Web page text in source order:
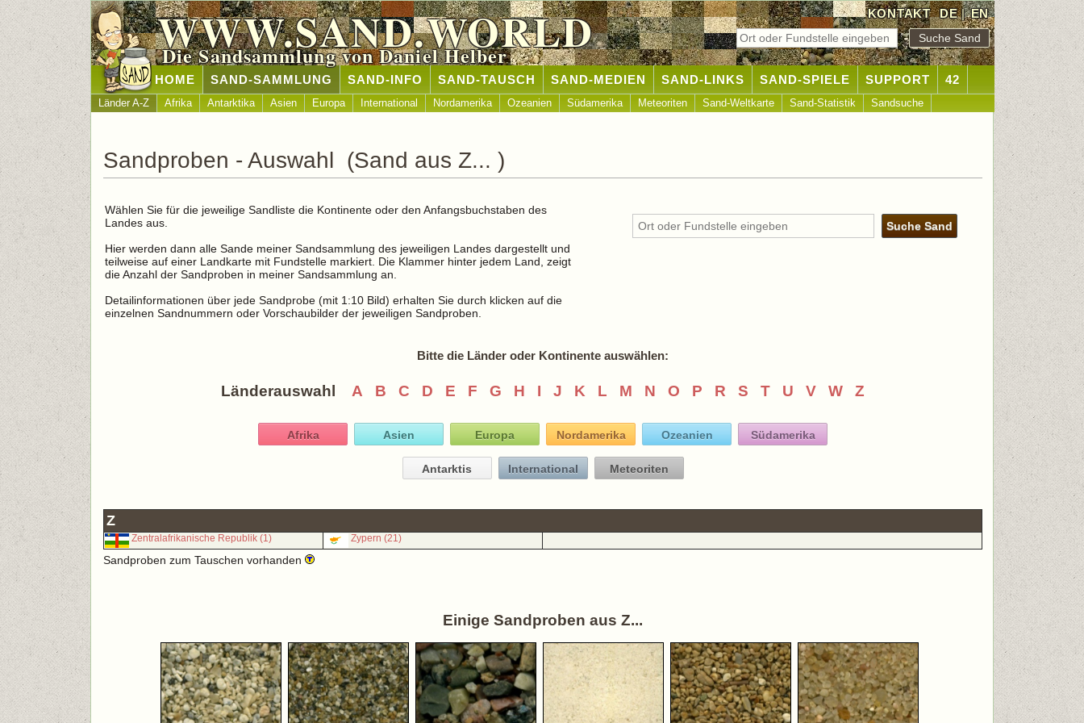
KONTAKT DE|EN
WWW.SAND.WORLD
Die Sandsammlung von Daniel Helber
HOME SAND-SAMMLUNG SAND-INFO SAND-TAUSCH SAND-MEDIEN SAND-LINKS SAND-SPIELE SUPPORT 42
Länder A-Z Afrika Antarktika Asien Europa International Nordamerika Ozeanien Südamerika Meteoriten Sand-Weltkarte Sand-Statistik Sandsuche
Sandproben - Auswahl (Sand aus Z... )
Wählen Sie für die jeweilige Sandliste die Kontinente oder den Anfangsbuchstaben des
Landes aus.
Hier werden dann alle Sande meiner Sandsammlung des jeweiligen Landes dargestellt und
teilweise auf einer Landkarte mit Fundstelle markiert. Die Klammer hinter jedem Land, zeigt
die Anzahl der Sandproben in meiner Sandsammlung an.
Detailinformationen über jede Sandprobe (mit 1:10 Bild) erhalten Sie durch klicken auf die
einzelnen Sandnummern oder Vorschaubilder der jeweiligen Sandproben.
Bitte die Länder oder Kontinente auswählen:
Länderauswahl A B C D E F G H I J K L M N O P R S T U V W Z
Afrika Asien Europa Nordamerika Ozeanien Südamerika
Antarktis International Meteoriten
Z
Zentralafrikanische Republik (1) Zypern (21)
Sandproben zum Tauschen vorhanden
Einige Sandproben aus Z...